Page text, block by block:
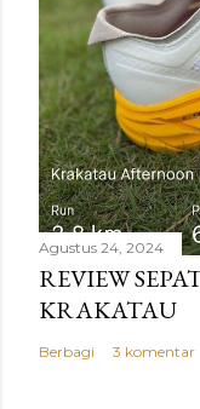
Agustus 24, 2024
REVIEW
KRAKATAU
Berbagi 3 komentar